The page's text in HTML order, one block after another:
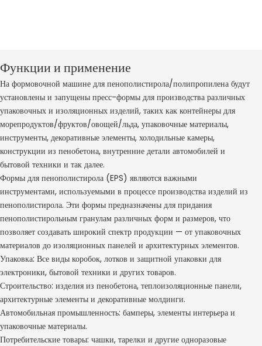
Функции и применение
На формовочной машине для пенополистирола/полипропилена будут
установлены и запущены пресс-формы для производства различных
упаковочных и изоляционных изделий, таких как контейнеры для
морепродуктов/фруктов/овощей/льда, упаковочные материалы,
инструменты, декоративные элементы, холодильные камеры,
конструкции из пенобетона, внутренние детали автомобилей и
бытовой техники и так далее.
Формы для пенополистирола (EPS) являются важными
инструментами, используемыми в процессе производства изделий из
пенополистирола. Эти формы предназначены для придания
пенополистирольным гранулам различных форм и размеров, что
позволяет создавать широкий спектр продукции — от упаковочных
материалов до изоляционных панелей и архитектурных элементов.
Упаковка: Все виды коробок, лотков и защитной упаковки для
электроники, бытовой техники и других товаров.
Строительство: изделия из пенобетона, теплоизоляционные панели,
архитектурные элементы и декоративные молдинги.
Автомобильная промышленность: бамперы, элементы интерьера и
упаковочные материалы.
Потребительские товары: чашки, тарелки и другие одноразовые